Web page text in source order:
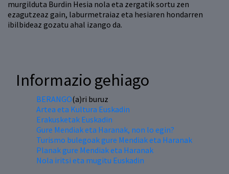
murgilduta Burdin Hesia nola eta zergatik sortu zen
ezagutzeaz gain, laburmetraiaz eta hesiaren hondarren
ibilbideaz gozatu ahal izango da.
Informazio gehiago
BERANGO(a)ri buruz
Artea eta Kultura Euskadin
Erakusketak Euskadin
Gure Mendiak eta Haranak, non lo egin?
Turismo bulegoak gure Mendiak eta Haranak
Planak gure Mendiak eta Haranak
Nola iritsi eta mugitu Euskadin